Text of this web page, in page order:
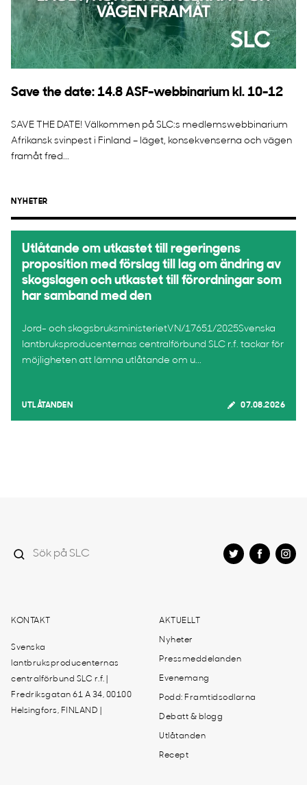
Save the date: 14.8 ASF-webbinarium kl. 10-12
SAVE THE DATE! Välkommen på SLC:s medlemswebbinarium
Afrikansk svinpest i Finland – läget, konsekvenserna och vägen
framåt fred...
NYHETER
Utlåtande om utkastet till regeringens
proposition med förslag till lag om ändring av
skogslagen och utkastet till förordningar som
har samband med den
Jord- och skogsbruksministerietVN/17651/2025Svenska
lantbruksproducenternas centralförbund SLC r.f. tackar för
möjligheten att lämna utlåtande om u...
UTLÅTANDEN 07.08.2026
KONTAKT
Svenska
lantbruksproducenternas
centralförbund SLC r.f. |
Fredriksgatan 61 A 34, 00100
Helsingfors, FINLAND |
AKTUELLT
Nyheter
Pressmeddelanden
Evenemang
Podd: Framtidsodlarna
Debatt & blogg
Utlåtanden
Recept